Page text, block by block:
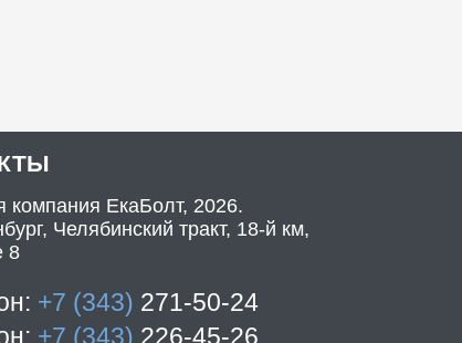
компания ЕкаБолт, 2026.
Челябинский тракт, 18-й км,
8
+7 (343) 271-50-24
+7 (343) 226-45-26